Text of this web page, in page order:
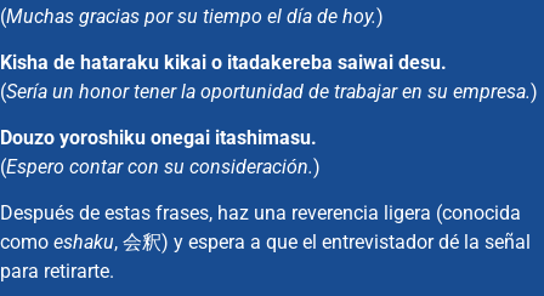
(Muchas gracias por su tiempo el día de hoy.)
Kisha de hataraku kikai o itadakereba saiwai desu.
(Sería un honor tener la oportunidad de trabajar en su empresa.)
Douzo yoroshiku onegai itashimasu.
(Espero contar con su consideración.)
Después de estas frases, haz una reverencia ligera (conocida
como eshaku, 会釈) y espera a que el entrevistador dé la señal
para retirarte.